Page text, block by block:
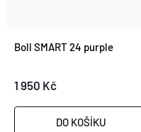
Boll SMART 24 purple
1 950 Kč
DO KOŠÍKU